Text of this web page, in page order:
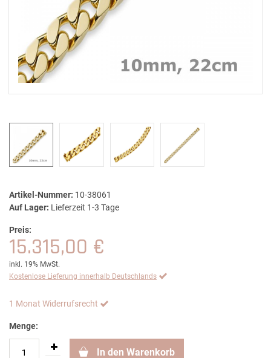
Artikel-Nummer: 10-38061
Auf Lager: Lieferzeit 1-3 Tage
Preis:
15.315,00 €
inkl. 19% MwSt.
Kostenlose Lieferung innerhalb Deutschlands
1 Monat Widerrufsrecht
Menge:
In den Warenkorb